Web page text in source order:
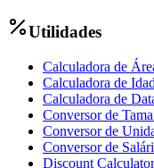
Utilidades
Calculadora de
Calculadora de
Calculadora de
Conversor de
Conversor de
Conversor de
Discount Calculator